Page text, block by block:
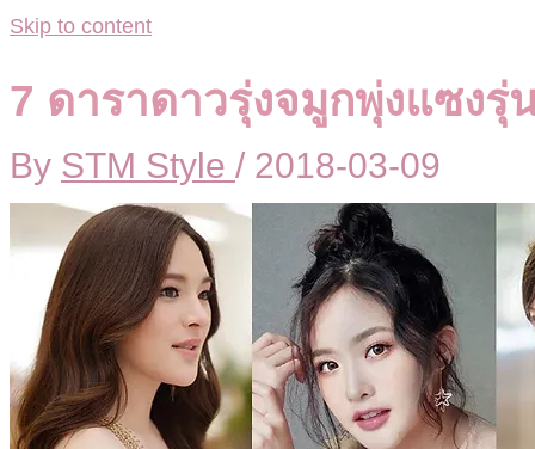
Skip to content
7 ดาราดาวรุ่งจมูกพุ่งแซงรุ่
By STM Style / 2018-03-09